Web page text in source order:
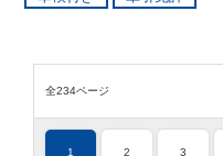
全234ページ
1 2 3